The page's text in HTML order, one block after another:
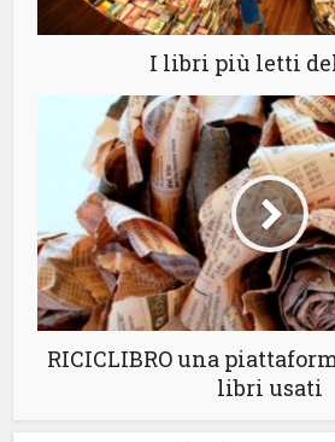
I libri più letti del
RICICLIBRO una
libri usati